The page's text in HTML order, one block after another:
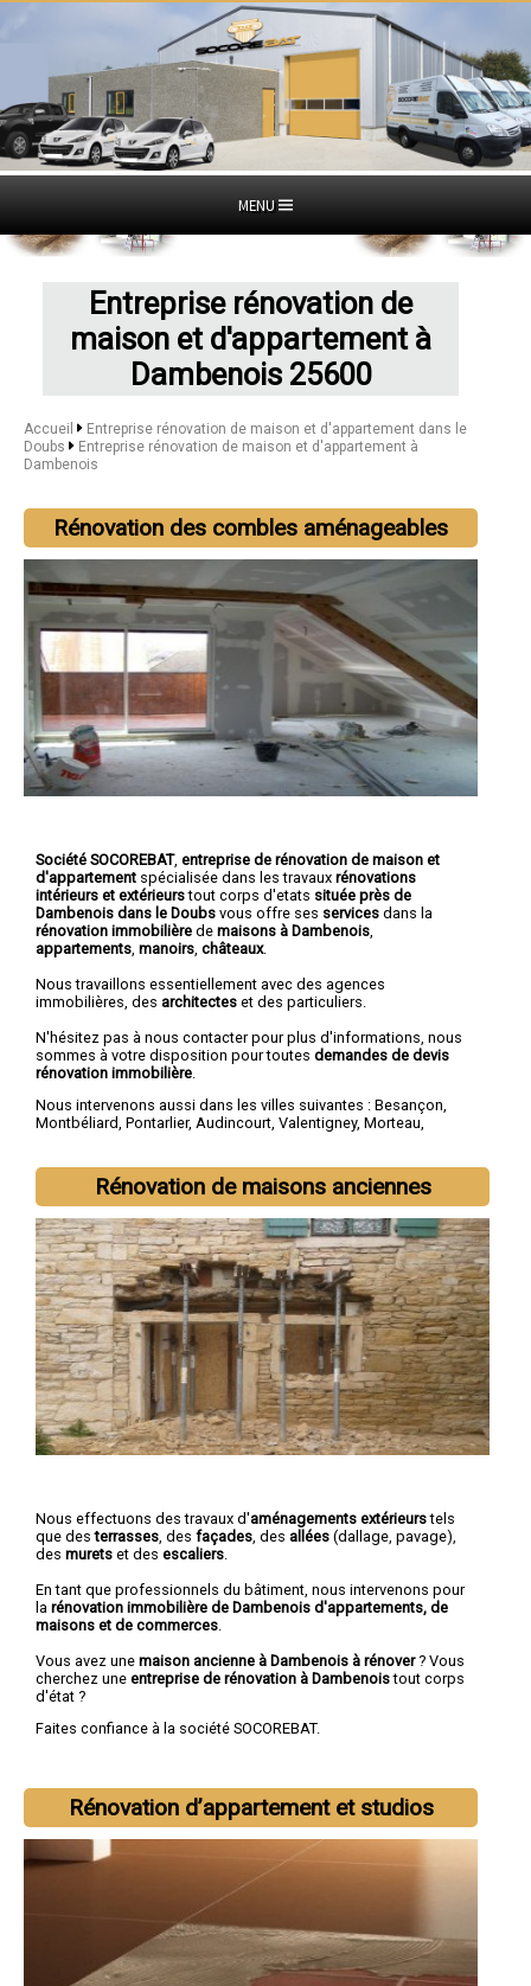
MENU
Entreprise rénovation de
maison et d'appartement à
Dambenois 25600
Accueil
Entreprise rénovation de maison et d'appartement dans le
Doubs
Entreprise rénovation de maison et d'appartement à
Dambenois
Rénovation des combles aménageables
Société SOCOREBAT, entreprise de rénovation de maison et
d'appartement spécialisée dans les travaux rénovations
intérieurs et extérieurstout corps d'etats située près de
Dambenois dans le Doubs vous offre ses services dans la
rénovation immobilière de maisons à Dambenois
appartements manoirs châteaux.
Nous travaillons essentiellement avec des agences
immobilières, des architectes et des particuliers.
N'hésitez pas à nous contacter pour plus d'informations, nous
sommes à votre disposition pour toutes demandes de devis
rénovation immobilière
Nous intervenons aussi dans les villes suivantes : Besançon,
Montbéliard, Pontarlier, Audincourt, Valentigney, Morteau,
Rénovation de maisons anciennes
Nous effectuons des travaux d'aménagements extérieurstels
que desterrasses , des façades , des allées (dallage, pavage),
des murets et des escaliers
En tant que professionnels du bâtiment, nous intervenons pour
la rénovation immobilière de Dambenois d'appartements, de
maisons et de commerces
Vous avez une maison ancienne à Dambenois à rénover? Vous
cherchez une entreprise de rénovation à Dambenoistout corps
d'état ?
Faites confiance à la société SOCOREBAT.
Rénovation d’appartement et studios